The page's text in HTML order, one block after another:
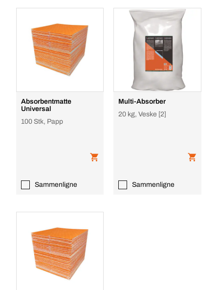
Absorbentmatte
Universal
100 Stk, Papp
Sammenligne
Multi-Absorber
20 kg, Veske [2]
Sammenligne